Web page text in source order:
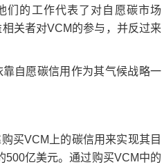
们的工作代表了对自愿碳市场
关者对VCM的参与，并反过来
自愿碳信用作为其气候战略一
买VCM上的碳信用来实现其目
500亿美元。通过购买VCM中的